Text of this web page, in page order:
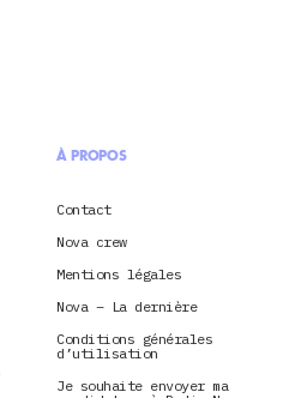
À PROPOS
Contact
Nova crew
Mentions légales
Nova – La dernière
Conditions générales
d’utilisation
Je souhaite envoyer ma